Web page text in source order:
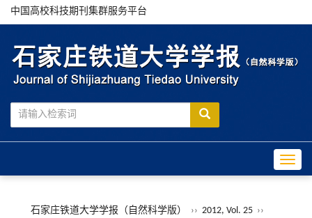
中国高校科技期刊集群服务平台
石家庄铁道大学学报（自然科学版） ›› 2012, Vol. 25 ››